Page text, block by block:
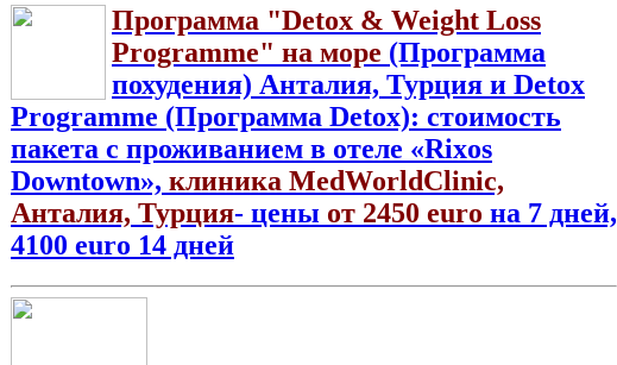
Программа "Detox & Weight Loss
Programme" на море (Программа
похудения) Анталия, Турция и Detox
Programme (Программа Detox): стоимость
пакета с проживанием в отеле «Rixos
Downtown», клиника MedWorldClinic,
Анталия, Турция- цены от 2450 euro на 7 дней,
4100 euro 14 дней